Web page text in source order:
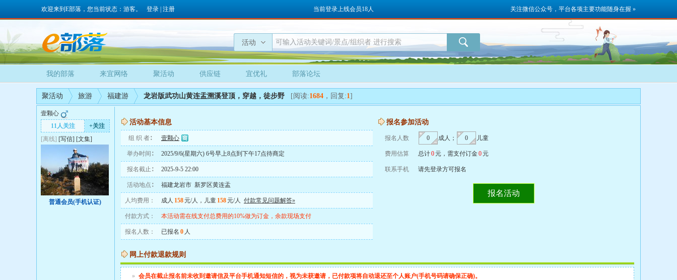
关注微信公众号，平台各项主要功能随身在握 »
欢迎来到E部落，您当前状态：游客。 登录 注册 当前登录上线会员18人
活动
我的部落 来宜网络 聚活动 供应链 宜优礼 部落论坛
聚活动 旅游 福建游 龙岩版武功山黄连盂溯溪登顶，穿越，徒步野 [阅读:1684 ，回复:1]
壹颗心
11人关注
+关注
[离线] [写信] [文集]
普通会员(手机认证)
活动基本信息
组 织 者∶ 壹颗心
举办时间∶ 2025/9/6(星期六) 6号早上8点到下午17点待商定
报名截止∶ 2025-9-5 22:00
活动地点∶ 福建龙岩市 新罗区黄连盂
人均费用： 成人 158元/人，儿童 158元/人 付款常见问题解答»
付款方式： 本活动需在线支付总费用的10%做为订金，余款现场支付
报名人数： 已报名 0 人
报名参加活动
报名人数 成人； 儿童
费用估算 总计0元，需支付订金0元
联系手机 请先登录方可报名
报名活动
网上付款退款规则
» 会员在截止报名前未收到邀请信及平台手机通知短信的，视为未获邀请，已付款项将自动退还至个人账户(手机号码请确保正确)。